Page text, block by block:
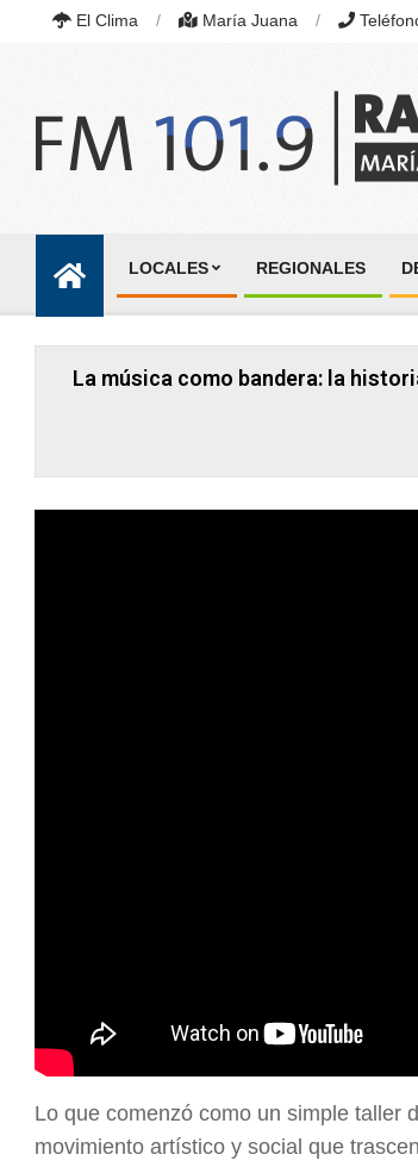
El Clima María Juana
RADIO
JUANA
FM
Primary
Navigation
Menu
LOCALES REGIONALES
La música como bandera: la
Lo que comenzó como un simple taller
movimiento artístico y social que